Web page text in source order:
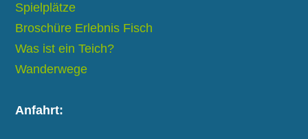
Spielplätze
Broschüre Erlebnis Fisch
Was ist ein Teich?
Wanderwege
Anfahrt: